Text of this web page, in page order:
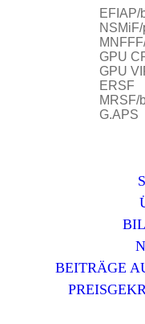
EFIAP/
NSMiF/
GPU
GPU
ERSF
MRSF/
G.APS
BEITRÄGE